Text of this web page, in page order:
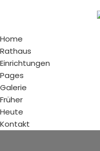
Home
Rathaus
Einrichtungen
Pages
Galerie
Früher
Heute
Kontakt